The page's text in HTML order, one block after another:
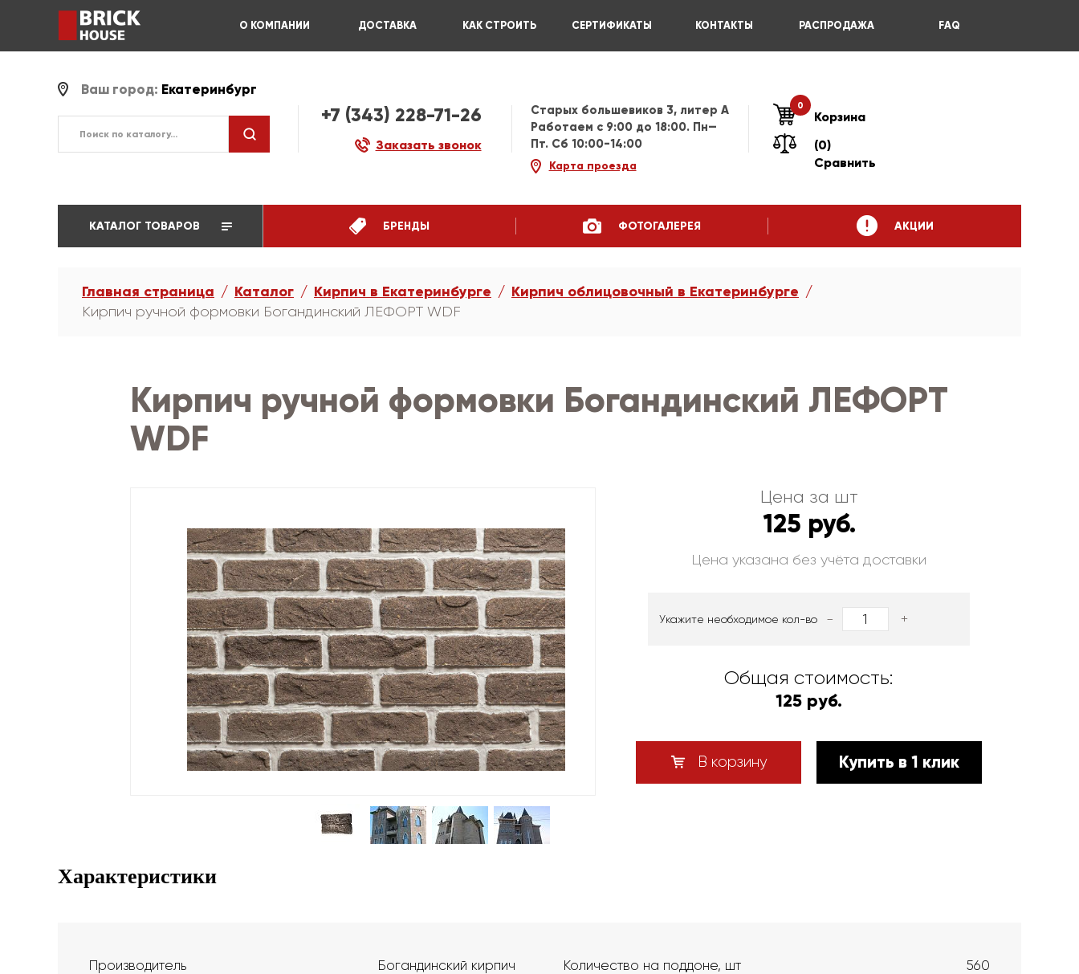
О КОМПАНИИ ДОСТАВКА КАК СТРОИТЬ СЕРТИФИКАТЫ КОНТАКТЫ РАСПРОДАЖА FAQ
Ваш город: Екатеринбург
+7 (343) 228-71-26
Заказать звонок
Старых большевиков 3, литер А
Работаем c 9:00 до 18:00. Пн—
Пт. Сб 10:00-14:00
Карта проезда
0
Корзина
(0)
Сравнить
КАТАЛОГ ТОВАРОВ БРЕНДЫ ФОТОГАЛЕРЕЯ АКЦИИ
Главная страница Каталог Кирпич в Екатеринбурге Кирпич облицовочный в Екатеринбурге
Кирпич ручной формовки Богандинский ЛЕФОРТ WDF
Кирпич ручной формовки Богандинский ЛЕФОРТ
WDF
Цена за шт
125 руб.
Цена указана без учёта доставки
Укажите необходимое кол-во - +
Общая стоимость:
125 руб.
В корзину Купить в 1 клик
Характеристики
Производитель
Богандинский кирпич
Количество на поддоне, шт
560